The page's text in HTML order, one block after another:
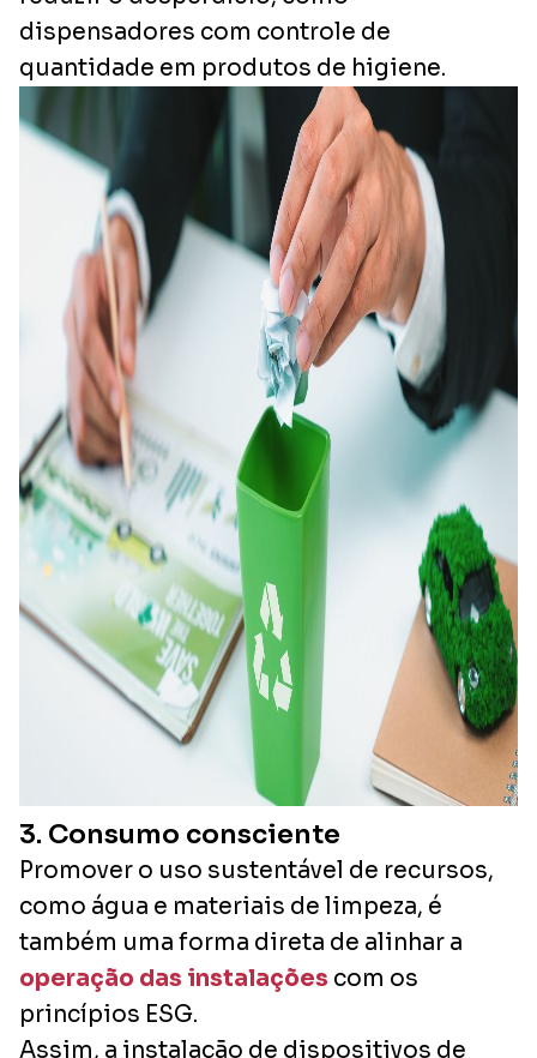
dispensadores com controle de
quantidade em produtos de higiene.
3. Consumo consciente
Promover o uso sustentável de recursos,
como água e materiais de limpeza, é
também uma forma direta de alinhar a
operação das instalações com os
princípios ESG.
Assim, a instalação de dispositivos de